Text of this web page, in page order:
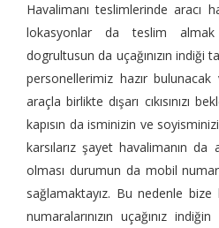
Havalimanı teslimlerinde aracı
lokasyonlar da teslim
dogrultusun da uçağınızın
personellerimiz hazır
araçla birlikte dışarı cıkısınızı
kapısın da isminizin ve
karsılarız şayet havalimanın da
olması durumun da mobil
sağlamaktayız. Bu nedenle
numaralarınızın uçağınız